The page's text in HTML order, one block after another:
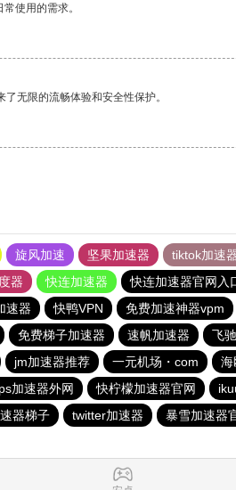
使用的需求。
无限的流畅体验和安全性保护。
旋风加速 坚果加速器 tiktok加速
器 快连加速器 快连加速器官网入
速器 快鸭VPN 免费加速神器vpm
免费梯子加速器 速帆加速器 飞
jm加速器推荐 一元机场・com 海
加速器外网 快柠檬加速器官网
器梯子 twitter加速器 暴雪加速器